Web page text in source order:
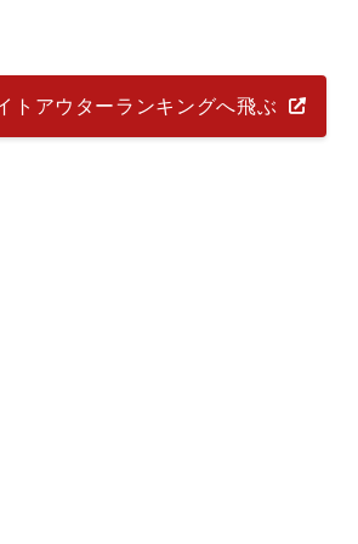
トアウターランキングへ飛ぶ